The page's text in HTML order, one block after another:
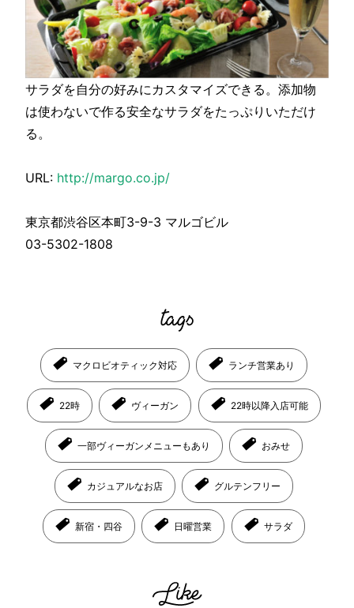
サラダを自分の好みにカスタマイズできる。添加物
は使わないで作る安全なサラダをたっぷりいただけ
る。
URL: http://margo.co.jp/
東京都渋谷区本町3-9-3 マルゴビル
03-5302-1808
マクロビオティック対応 ランチ営業あり
22時 ヴィーガン 22時以降入店可能
一部ヴィーガンメニューもあり おみせ
カジュアルなお店 グルテンフリー
新宿・四谷 日曜営業 サラダ